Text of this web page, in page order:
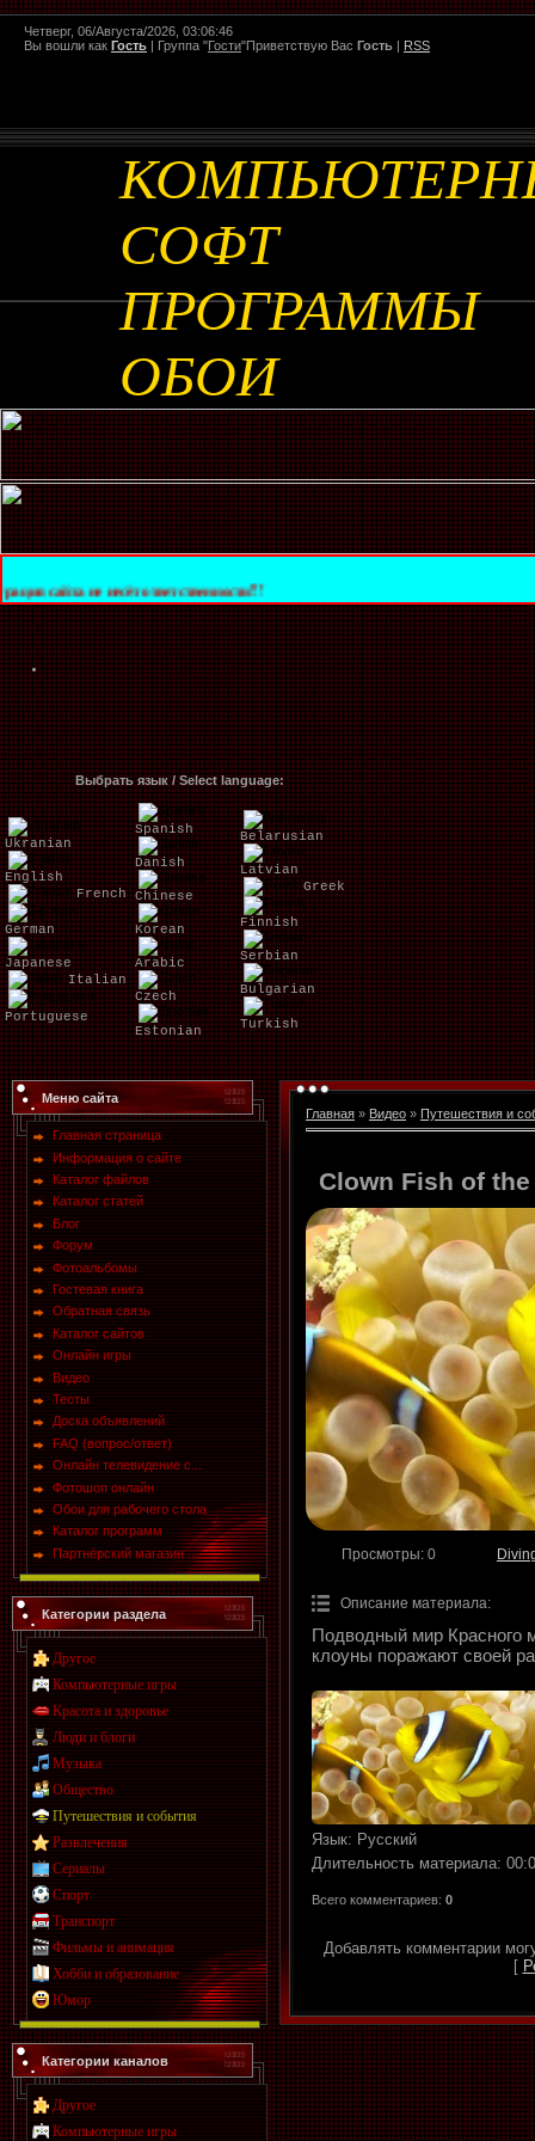
Четверг, 06/Августа/2026, 03:06:46
Вы вошли как Гость | Группа "Гости"Приветствую Вас Гость | RSS
СОФТ
ПРОГРАММЫ
ОБОИ
несёт ответственности!!!
Выбрать язык / Select language:
Ukranian
English
French
German
Japanese
Italian
Portuguese
Spanish
Danish
Chinese
Korean
Arabic
Czech
Estonian
Belarusian
Latvian
Greek
Finnish
Serbian
Bulgarian
Turkish
Меню сайта
Главная страница
Информация о сайте
Каталог файлов
Каталог статей
Блог
Форум
Фотоальбомы
Гостевая книга
Обратная связь
Каталог сайтов
Онлайн игры
Видео
Тесты
Доска объявлений
FAQ (вопрос/ответ)
Онлайн телевидение с...
Фотошоп онлайн
Обои для рабочего стола
Каталог программ
Партнёрский магазин ...
Категории раздела
Другое
Компьютерные игры
Красота и здоровье
Люди и блоги
Музыка
Общество
Путешествия и события
Развлечения
Сериалы
Спорт
Транспорт
Фильмы и анимация
Хобби и образование
Юмор
Категории каналов
Другое
Компьютерные игры
Главная » Видео » Путешествия и
Clown Fish of the
Просмотры: 0
Описание материала:
Подводный мир Красного
клоуны поражают своей
Язык: Русский
Длительность материала:
Всего комментариев: 0
Добавлять комментарии
[